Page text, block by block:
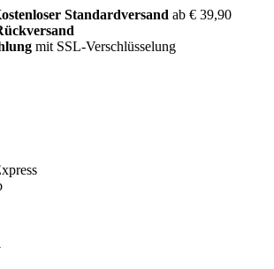
Standardversand ab € 39,90
mit SSL-Verschlüsselung